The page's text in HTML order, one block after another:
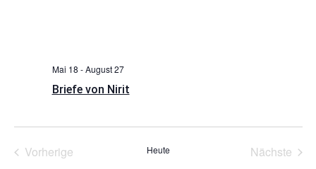
Briefe von Nirit
Mai 18 -August 27
VorherigeVeranstaltungenHeute Nächste